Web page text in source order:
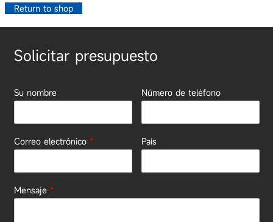
Return to shop
Solicitar presupuesto
Su nombre Número de teléfono
Correo electrónico * País
Mensaje *